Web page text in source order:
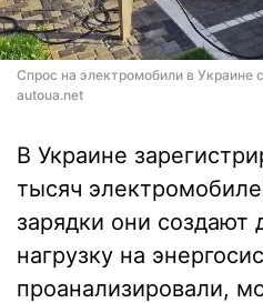
Спрос на электромобили в Украине
autoua.net
В Украине
тысяч
зарядки они создают
нагрузку на
проанализировали,